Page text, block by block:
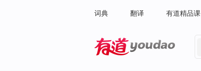
词典 翻译 有道精品课